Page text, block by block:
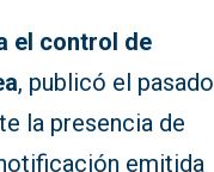
el control de
, publicó el pasado
la presencia de
emitida